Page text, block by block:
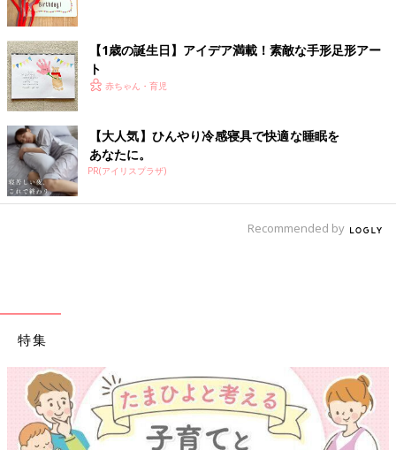
【1歳の誕生日】アイデア満載！素敵な手形足形アー
ト
赤ちゃん・育児
【大人気】ひんやり冷感寝具で快適な睡眠を
あなたに。
PR(アイリスプラザ)
Recommended by
特集